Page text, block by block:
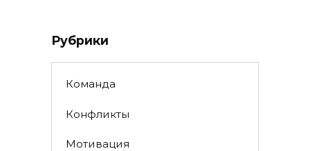
Рубрики
Команда
Конфликты
Мотивация